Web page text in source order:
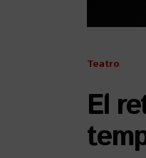
Teatro
El